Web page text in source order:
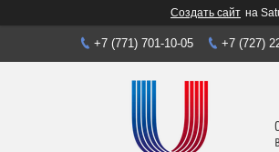
Создать сайт на
+7 (771) 701-10-05 +7 (727)